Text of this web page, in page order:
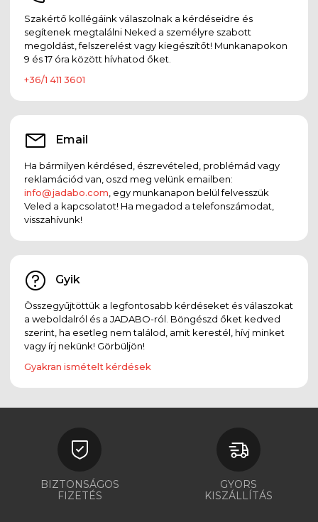
Szakértő kollégáink válaszolnak a kérdéseidre és
segítenek megtalálni Neked a személyre szabott
megoldást, felszerelést vagy kiegészítőt! Munkanapokon
9 és 17 óra között hívhatod őket.
+36/1 411 3601
Email
Ha bármilyen kérdésed, észrevételed, problémád vagy
reklamációd van, oszd meg velünk emailben:
info@jadabo.com , egy munkanapon belül felvesszük
Veled a kapcsolatot! Ha megadod a telefonszámodat,
visszahívunk!
Gyik
Összegyűjtöttük a legfontosabb kérdéseket és válaszokat
a weboldalról és a JADABO-ról. Böngészd őket kedved
szerint, ha esetleg nem találod, amit kerestél, hívj minket
vagy írj nekünk! Görbüljön!
Gyakran ismételt kérdések
BIZTONSÁGOS
FIZETÉS
GYORS
KISZÁLLÍTÁS